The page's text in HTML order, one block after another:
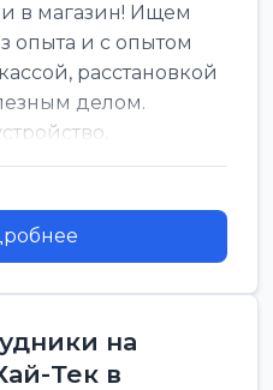
в магазин! Ищем
и с опытом
расстановкой
делом.
...
на
Тек в